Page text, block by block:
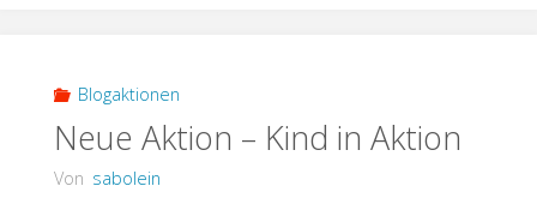
Albtraum"
Blogaktionen
Neue Aktion – Kind in Aktion
Von sabolein